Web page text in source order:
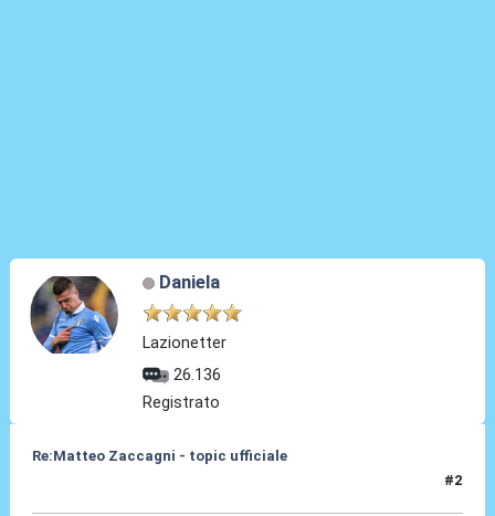
Daniela
Lazionetter
26.136
Registrato
Re:Matteo Zaccagni - topic ufficiale
#2